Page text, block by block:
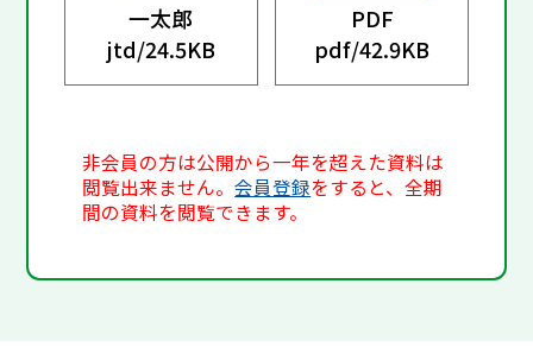
一太郎
jtd/24.5KB
PDF
pdf/42.9KB
非会員の方は公開から一年を超えた資料は
閲覧出来ません。会員登録をすると、全期
間の資料を閲覧できます。